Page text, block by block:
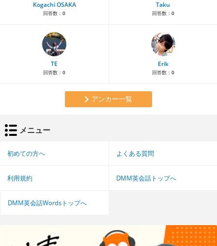
Kogachi OSAKA
回答数： 0
Taku
回答数： 0
TE
回答数： 0
Erik
回答数： 0
アンカー一覧
メニュー
初めての方へ よくある質問
利用規約 DMM英会話トップへ
DMM英会話Wordsトップへ